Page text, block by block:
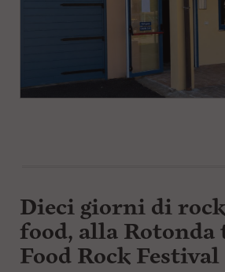
Dieci giorni di
food, alla
Food Rock Festival